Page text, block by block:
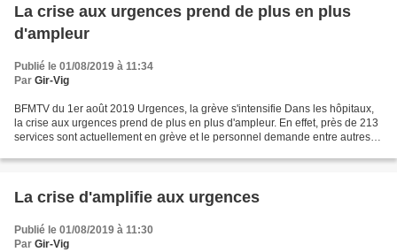
La crise aux urgences prend de plus en plus
d'ampleur
Publié le 01/08/2019 à 11:34
Par Gir-Vig
BFMTV du 1er août 2019 Urgences, la grève s'intensifie Dans les hôpitaux,
la crise aux urgences prend de plus en plus d'ampleur. En effet, près de 213
services sont actuellement en grève et le personnel demande entre autres
La crise d'amplifie aux urgences
Publié le 01/08/2019 à 11:30
Par Gir-Vig